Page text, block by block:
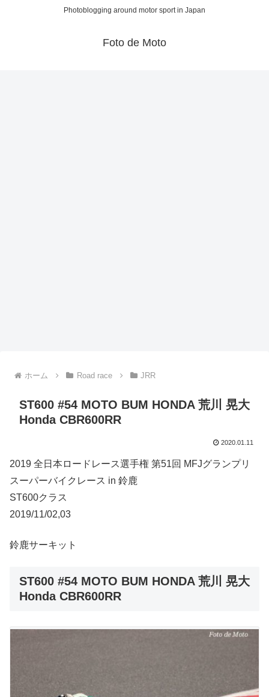
Photoblogging around motor sport in Japan
Foto de Moto
ホーム Road race JRR
ST600 #54 MOTO BUM HONDA 荒川 晃大
Honda CBR600RR
2020.01.11
2019 全日本ロードレース選手権 第51回 MFJグランプリ
スーパーバイクレース in 鈴鹿
ST600クラス
2019/11/02,03
鈴鹿サーキット
ST600 #54 MOTO BUM HONDA 荒川 晃大
Honda CBR600RR